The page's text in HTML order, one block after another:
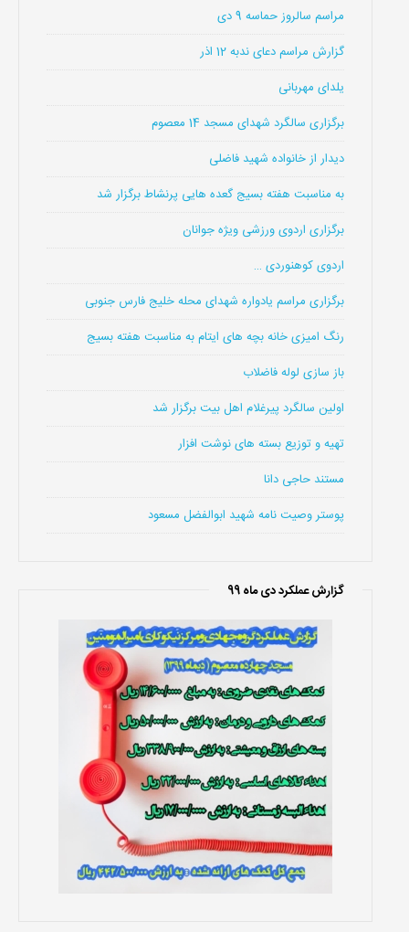
مراسم سالروز حماسه 9 دی
گزارش مراسم دعای ندبه 12 اذر
یلدای مهربانی
برگزاری سالگرد شهدای مسجد 14 معصوم
دیدار از خانواده شهید فاضلی
به مناسبت هفته بسیج گعده هایی پرنشاط برگزار شد
برگزاری اردوی ورزشی ویژه جوانان
اردوی کوهنوردی …
برگزاری مراسم یادواره شهدای محله خلیج فارس جنوبی
رنگ امیزی خانه بچه های ایتام به مناسبت هفته بسیج
باز سازی لوله فاضلاب
اولین سالگرد پیرغلام اهل بیت برگزار شد
تهیه و توزیع بسته های نوشت افزار
مستند حاجی دانا
پوستر وصیت نامه شهید ابوالفضل مسعود
گزارش عملکرد دی ماه 99